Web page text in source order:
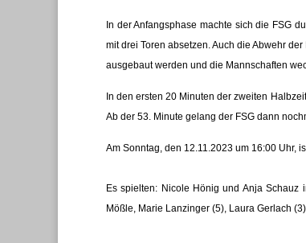
In der Anfangsphase machte sich die FSG
mit drei Toren absetzen. Auch die Abwehr
ausgebaut werden und die Mannschaften
In den ersten 20 Minuten der zweiten
Ab der 53. Minute gelang der FSG dann
Am Sonntag, den 12.11.2023 um 16:00 Uhr,
Es spielten: Nicole Hönig und Anja Schauz
Mößle, Marie Lanzinger (5), Laura Gerlach